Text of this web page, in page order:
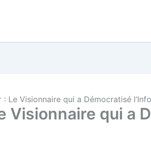
: Le Visionnaire qui a Démocratisé
Visionnaire qui a